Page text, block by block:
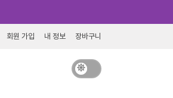
회원 가입 내 정보 장바구니